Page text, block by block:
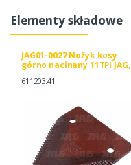
Elementy składowe
JAG01-0027 Nożyk kosy
górno nacinany 11TPI JAG,
0007679360
611203.41